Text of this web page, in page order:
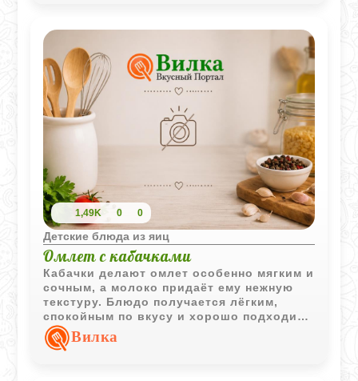
1,49K 0 0
Детские блюда из яиц
Омлет с кабачками
Кабачки делают омлет особенно мягким и
сочным, а молоко придаёт ему нежную
текстуру. Блюдо получается лёгким,
спокойным по вкусу и хорошо подходит
для детского обеда или ужина.
Вилка